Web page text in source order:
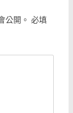
公開。 必填